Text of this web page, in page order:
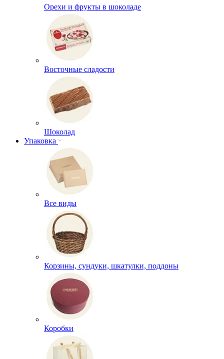
Орехи и фрукты в шоколаде
Восточные сладости
Шоколад
Упаковка
Все виды
Корзины, сундуки, шкатулки, поддоны
Коробки